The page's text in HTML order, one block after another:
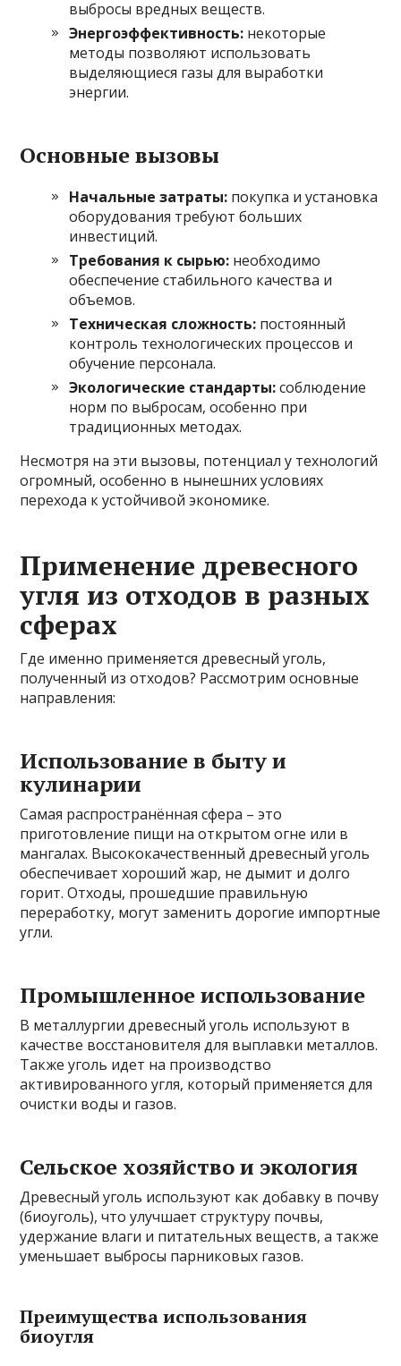
выбросы вредных веществ.
Энергоэффективность: некоторые
методы позволяют использовать
выделяющиеся газы для выработки
энергии.
Основные вызовы
Начальные затраты: покупка и установка
оборудования требуют больших
инвестиций.
Требования к сырью: необходимо
обеспечение стабильного качества и
объемов.
Техническая сложность: постоянный
контроль технологических процессов и
обучение персонала.
Экологические стандарты:соблюдение
норм по выбросам, особенно при
традиционных методах.
Несмотря на эти вызовы, потенциал у технологий
огромный, особенно в нынешних условиях
перехода к устойчивой экономике.
Применение древесного
угля из отходов в разных
сферах
Где именно применяется древесный уголь,
полученный из отходов? Рассмотрим основные
направления:
Использование в быту и
кулинарии
Самая распространённая сфера – это
приготовление пищи на открытом огне или в
мангалах. Высококачественный древесный уголь
обеспечивает хороший жар, не дымит и долго
горит. Отходы, прошедшие правильную
переработку, могут заменить дорогие импортные
угли.
Промышленное использование
В металлургии древесный уголь используют в
качестве восстановителя для выплавки металлов.
Также уголь идет на производство
активированного угля, который применяется для
очистки воды и газов.
Сельское хозяйство и экология
Древесный уголь используют как добавку в почву
(биоуголь), что улучшает структуру почвы,
удержание влаги и питательных веществ, а также
уменьшает выбросы парниковых газов.
Преимущества использования
биоугля